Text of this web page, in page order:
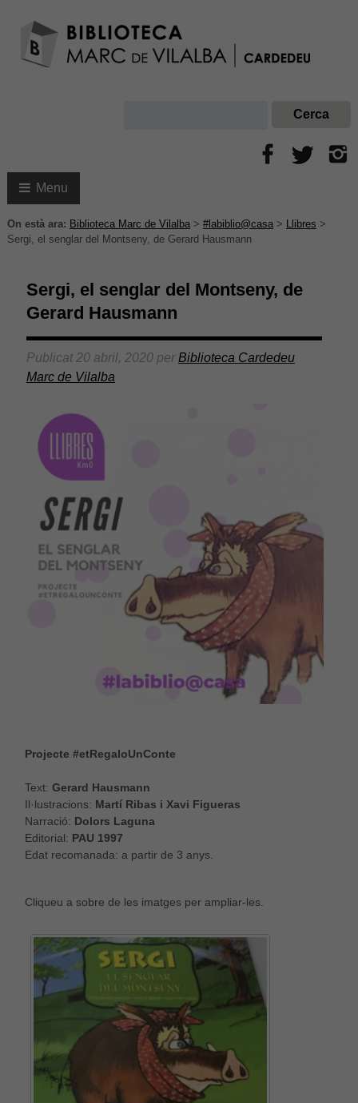
Menu
On està ara: Biblioteca Marc de Vilalba> #labiblio@casa> Llibres >
Sergi, el senglar del Montseny, de Gerard Hausmann
Sergi, el senglar del Montseny, de
Gerard Hausmann
Publicat 20 abril, 2020perBiblioteca Cardedeu
Marc de Vilalba
Projecte #etRegaloUnConte
Text: Gerard Hausmann
Il·lustracions: Martí Ribas i Xavi Figueras
Narració: Dolors Laguna
Editorial: PAU 1997
Edat recomanada: a partir de 3 anys.
Cliqueu a sobre de les imatges per ampliar-les.